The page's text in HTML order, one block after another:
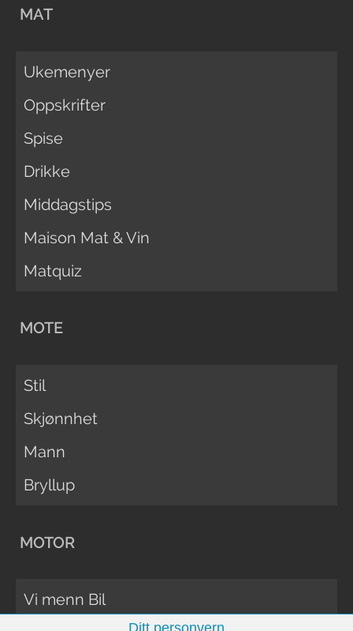
MAT
Ukemenyer
Oppskrifter
Spise
Drikke
Middagstips
Maison Mat & Vin
Matquiz
MOTE
Stil
Skjønnhet
Mann
Bryllup
MOTOR
Vi menn Bil
Ditt personvern